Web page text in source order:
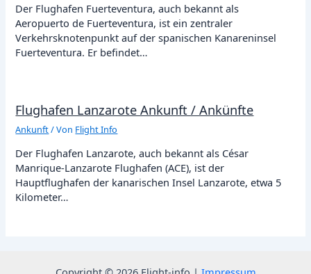
Der Flughafen Fuerteventura, auch bekannt als
Aeropuerto de Fuerteventura, ist ein zentraler
Verkehrsknotenpunkt auf der spanischen Kanareninsel
Fuerteventura. Er befindet…
Flughafen Lanzarote Ankunft / Ankünfte
Ankunft/ Von Flight Info
Der Flughafen Lanzarote, auch bekannt als César
Manrique-Lanzarote Flughafen (ACE), ist der
Hauptflughafen der kanarischen Insel Lanzarote, etwa 5
Kilometer…